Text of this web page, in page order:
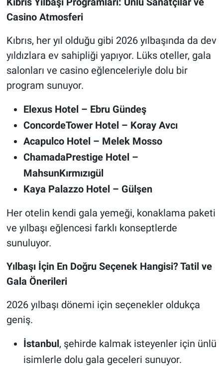
Casino Atmosferi
Kıbrıs, her yıl olduğu gibi 2026 yılbaşında da dev
yıldızlara ev sahipliği yapıyor. Lüks oteller, gala
salonları ve casino eğlenceleriyle dolu bir
program sunuyor.
Elexus Hotel – Ebru Gündeş
ConcordeTower Hotel – Koray Avcı
Acapulco Hotel – Melek Mosso
ChamadaPrestige Hotel –
MahsunKırmızıgül
Kaya Palazzo Hotel – Gülşen
Her otelin kendi gala yemeği, konaklama paketi
ve yılbaşı eğlencesi farklı konseptlerde
sunuluyor.
Yılbaşı İçin En Doğru Seçenek Hangisi? Tatil ve
Gala Önerileri
2026 yılbaşı dönemi için seçenekler oldukça
geniş.
İstanbul, şehirde kalmak isteyenler için ünlü
isimlerle dolu gala geceleri sunuyor.